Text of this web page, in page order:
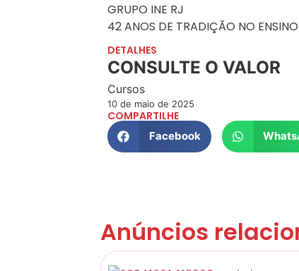
GRUPO INE RJ
42 ANOS DE TRADIÇÃO NO
DETALHES
CONSULTE O VALOR
Cursos
10 de maio de 2025
COMPARTILHE
Facebook
Anúncios